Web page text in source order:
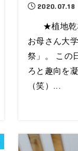
2020.07.18
★植地乾杯
お母さん大
祭」。 この
ろと趣向を
（笑）...